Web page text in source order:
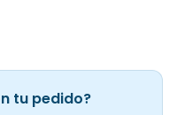
tu pedido?